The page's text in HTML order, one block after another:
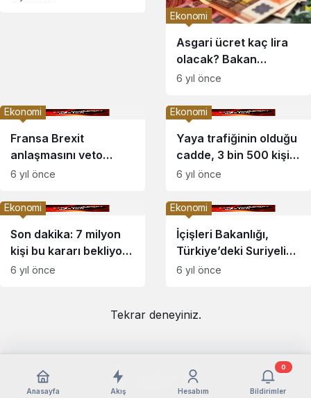
Asgari ücret kaç lira
olacak? Bakan
Selçuk’tan ilk
Ekonomi
6 yıl önce
Fransa Brexit
anlaşmasını veto
edebilir
Ekonomi
6 yıl önce
Yaya trafiğinin olduğu
cadde, 3 bin 500 kişi
ile sınırlandırıldı
Ekonomi
6 yıl önce
Son dakika: 7 milyon
kişi bu kararı bekliyor!
Asgari ücret ile ilgili
Ekonomi
6 yıl önce
İçişleri Bakanlığı,
Türkiye’deki Suriyeli
sayısını açıkladı
Ekonomi
6 yıl önce
Tekrar deneyiniz.
Anasayfa Akış Hesabım Bildirimler
0